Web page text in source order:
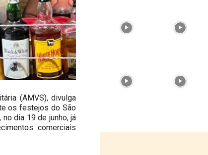
(AMVS), divulga
os festejos do São
dia 19 de junho, já
comerciais